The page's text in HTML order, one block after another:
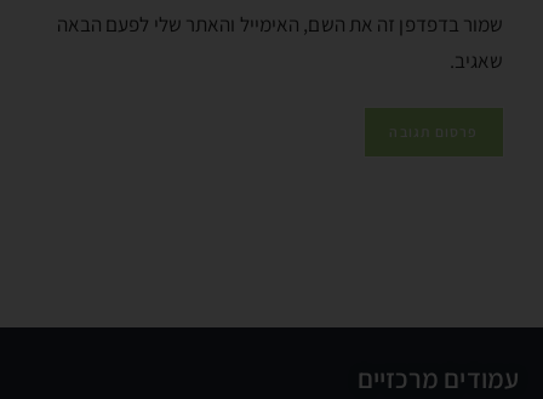
שמור בדפדפן זה את השם, האימייל והאתר שלי לפעם הבאה
שאגיב.
עמודים מרכזיים